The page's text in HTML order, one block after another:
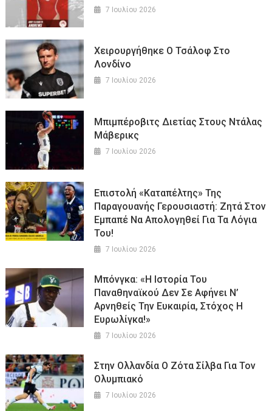
7 Ιουλίου 2026
Χειρουργήθηκε Ο Τσάλοφ Στο
Λονδίνο
7 Ιουλίου 2026
Μπιμπέροβιτς Διετίας Στους Ντάλας
Μάβερικς
7 Ιουλίου 2026
Επιστολή «καταπέλτης» Της
Παραγουανής Γερουσιαστή: Ζητά Στον
Εμπαπέ Να Απολογηθεί Για Τα Λόγια
Του!
7 Ιουλίου 2026
Μπόνγκα: «Η Ιστορία Του
Παναθηναϊκού Δεν Σε Αφήνει Ν’
Αρνηθείς Την Ευκαιρία, Στόχος Η
Ευρωλίγκα!»
7 Ιουλίου 2026
Στην Ολλανδία Ο Ζότα Σίλβα Για Τον
Ολυμπιακό
7 Ιουλίου 2026